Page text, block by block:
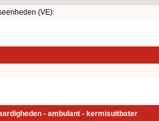
(VE):
- ambulant - kermisuitbater